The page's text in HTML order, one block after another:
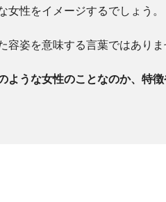
性をイメージするでしょう。
姿を意味する言葉ではありま
ような女性のことなのか、特